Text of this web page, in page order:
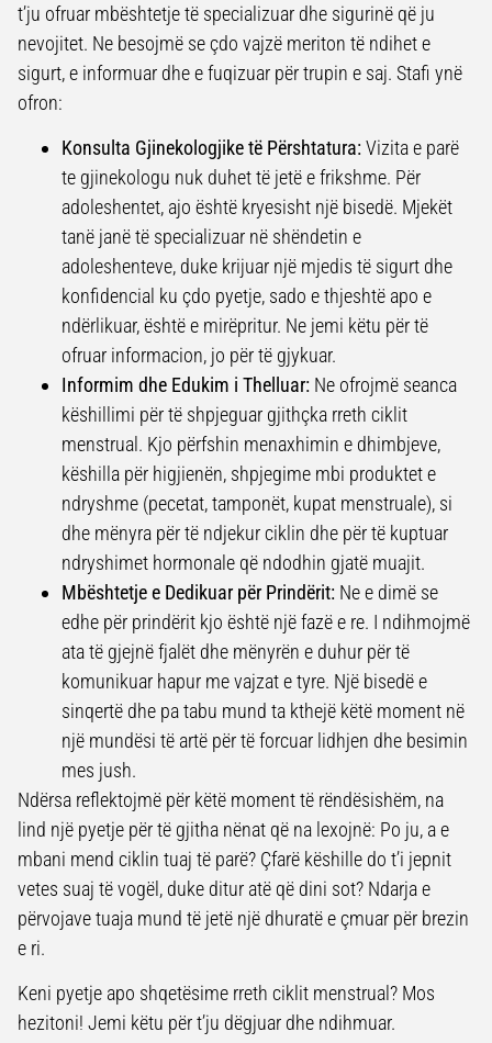
t’ju ofruar mbështetje të specializuar dhe sigurinë që ju
nevojitet. Ne besojmë se çdo vajzë meriton të ndihet e
sigurt, e informuar dhe e fuqizuar për trupin e saj. Stafi ynë
ofron:
Konsulta Gjinekologjike të Përshtatura: Vizita e parë
te gjinekologu nuk duhet të jetë e frikshme. Për
adoleshentet, ajo është kryesisht një bisedë. Mjekët
tanë janë të specializuar në shëndetin e
adoleshenteve, duke krijuar një mjedis të sigurt dhe
konfidencial ku çdo pyetje, sado e thjeshtë apo e
ndërlikuar, është e mirëpritur. Ne jemi këtu për të
ofruar informacion, jo për të gjykuar.
Informim dhe Edukim i Thelluar: Ne ofrojmë seanca
këshillimi për të shpjeguar gjithçka rreth ciklit
menstrual. Kjo përfshin menaxhimin e dhimbjeve,
këshilla për higjienën, shpjegime mbi produktet e
ndryshme (pecetat, tamponët, kupat menstruale), si
dhe mënyra për të ndjekur ciklin dhe për të kuptuar
ndryshimet hormonale që ndodhin gjatë muajit.
Mbështetje e Dedikuar për Prindërit: Ne e dimë se
edhe për prindërit kjo është një fazë e re. I ndihmojmë
ata të gjejnë fjalët dhe mënyrën e duhur për të
komunikuar hapur me vajzat e tyre. Një bisedë e
sinqertë dhe pa tabu mund ta kthejë këtë moment në
një mundësi të artë për të forcuar lidhjen dhe besimin
mes jush.
Ndërsa reflektojmë për këtë moment të rëndësishëm, na
lind një pyetje për të gjitha nënat që na lexojnë: Po ju, a e
mbani mend ciklin tuaj të parë? Çfarë këshille do t’i jepnit
vetes suaj të vogël, duke ditur atë që dini sot? Ndarja e
përvojave tuaja mund të jetë një dhuratë e çmuar për brezin
e ri.
Keni pyetje apo shqetësime rreth ciklit menstrual? Mos
hezitoni! Jemi këtu për t’ju dëgjuar dhe ndihmuar.